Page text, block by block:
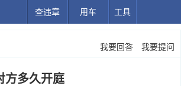
查违章 用车 工具
我要回答 我要提问
方多久开庭